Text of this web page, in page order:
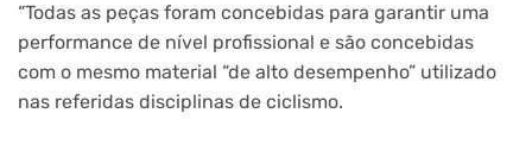
“Todas as peças foram concebidas para garantir uma
performance de nível profissional e são concebidas
com o mesmo material “de alto desempenho” utilizado
nas referidas disciplinas de ciclismo.